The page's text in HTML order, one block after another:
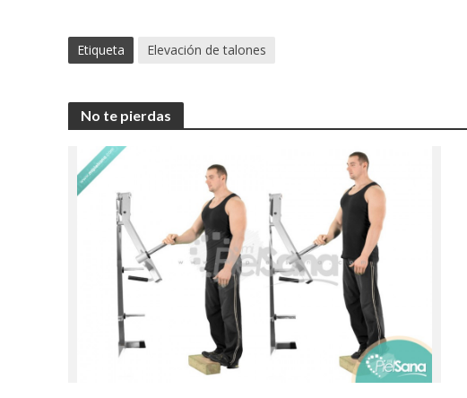
Etiqueta Elevación de talones
No te pierdas